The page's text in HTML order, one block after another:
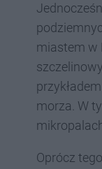
miastem w
morza. W
Oprócz